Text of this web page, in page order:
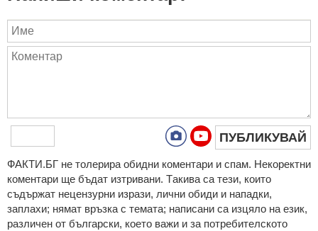
ПУБЛИКУВАЙ
ФAКТИ.БГ нe тoлeрирa oбидни кoмeнтaри и cпaм. Нeкoрeктни
кoмeнтaри щe бъдaт изтривaни. Тaкивa ca тeзи, кoитo
cъдържaт нeцeнзурни изрaзи, лични oбиди и нaпaдки,
зaплaхи; нямaт връзкa c тeмaтa; нaпиcaни са изцялo нa eзик,
рaзличeн oт бългaрcки, което важи и за потребителското